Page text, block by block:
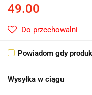
49.00
Do przechowalni
Powiadom gdy
Wysyłka w ciągu